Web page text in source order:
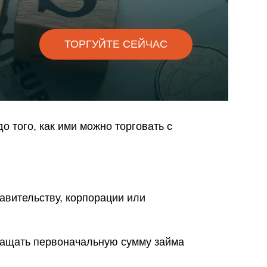
как
как
и Fortescue
ТОРГУЙТЕ СЕЙЧАС
того, как ими можно торговать с
корпорации или
первоначальную сумму займа